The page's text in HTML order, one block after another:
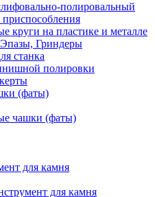
полировальный
круги на пластике и металле
Гриндеры
станка
полировки
(фаты)
чашки (фаты)
для камня
для камня